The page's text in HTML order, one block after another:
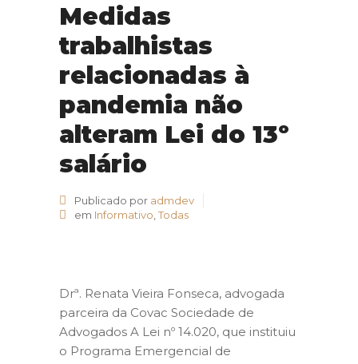
Medidas
trabalhistas
relacionadas à
pandemia não
alteram Lei do 13º
salário
Publicado por admdev
em Informativo Todas
Drª. Renata Vieira Fonseca, advogada
parceira da Covac Sociedade de
Advogados A Lei nº 14.020, que instituiu
o Programa Emergencial de